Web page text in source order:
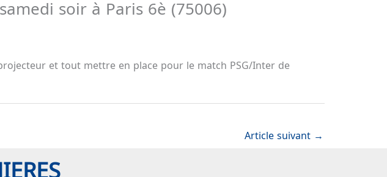
soir à Paris 6è (75006)
et tout mettre en place pour le match PSG/Inter de
Article suivant →